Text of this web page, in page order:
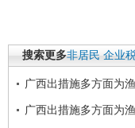
搜索更多非居民 企业
广西出措施多方面为
广西出措施多方面为